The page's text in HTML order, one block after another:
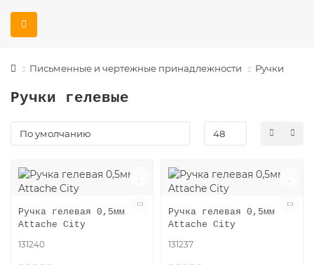
Письменные и чертежные принадлежности Ручки
Ручки гелевые
Ручка гелевая 0,5мм
Attache City
131240
Ручка гелевая 0,5мм
Attache City
131237